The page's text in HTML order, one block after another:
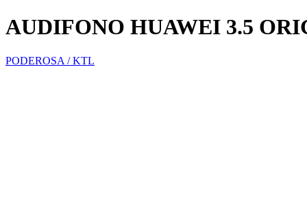
AUDIFONO HUAWEI 3.5
PODEROSA / KTL